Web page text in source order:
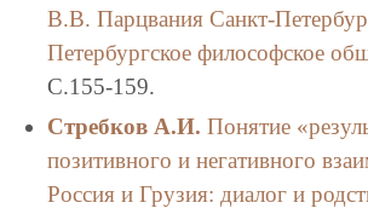
В.В. Парцвания Санкт-
Петербургское философское
C.155-159.
Стребков А.И. Понятие
позитивного и негативного
Россия и Грузия: диалог и